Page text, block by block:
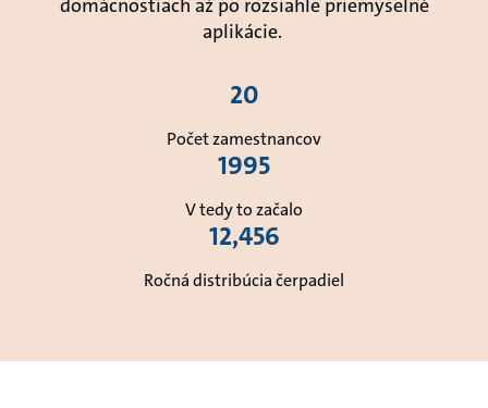
domácnostiach až po rozsiahle priemyselné
aplikácie.
20
Počet zamestnancov
1995
V tedy to začalo
12,456
Ročná distribúcia čerpadiel